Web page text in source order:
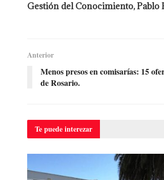
Gestión del Conocimiento, Pablo
Anterior
Menos presos en comisarías: 15
de Rosario.
Te puedeinterezar